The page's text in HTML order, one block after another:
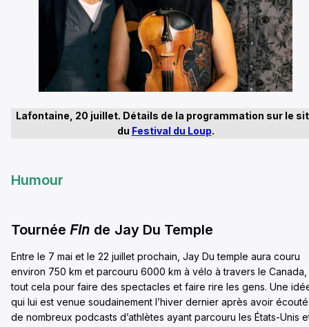
Lafontaine, 20 juillet. Détails de la programmation sur le
du Festival du Loup.
Humour
Tournée Fin de Jay Du Temple
Entre le 7 mai et le 22 juillet prochain, Jay Du temple aura couru
environ 750 km et parcouru 6000 km à vélo à travers le Canada,
tout cela pour faire des spectacles et faire rire les gens. Une
qui lui est venue soudainement l’hiver dernier après avoir écouté
de nombreux podcasts d’athlètes ayant parcouru les États-Unis